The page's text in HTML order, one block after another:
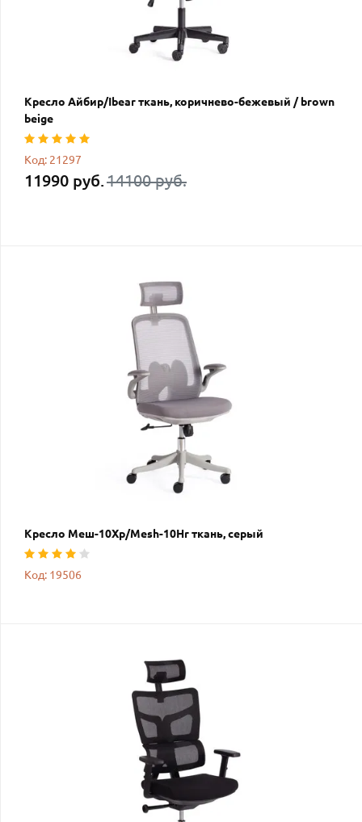
Кресло Айбир/Ibear ткань, коричнево-бежевый / brown
beige
Код: 21297
11990 руб.14100 руб.
Кресло Меш-10Хр/Mesh-10Hr ткань, серый
Код: 19506